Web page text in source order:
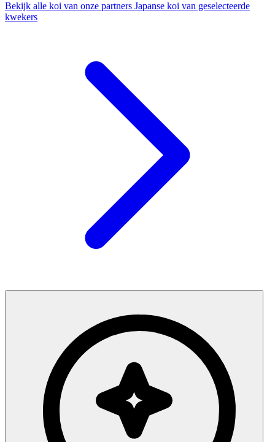
Bekijk alle koi van onze partners Japanse koi van geselecteerde
kwekers